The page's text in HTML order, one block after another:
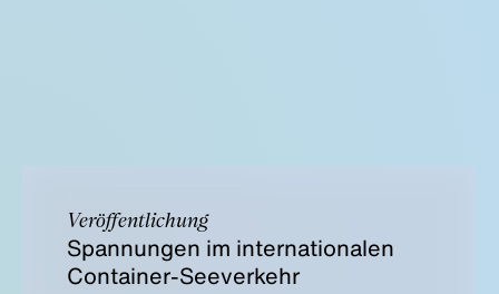
Veröffentlichung
Spannungen im internationalen
Container-Seeverkehr